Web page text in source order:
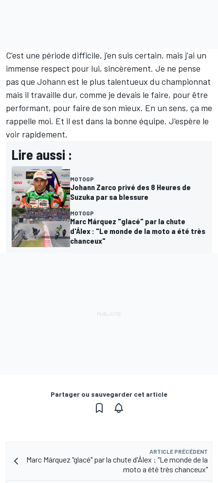
C'est une période difficile, j'en suis certain, mais j'ai un
immense respect pour lui, sincèrement. Je ne pense
pas que Johann est le plus talentueux du championnat
mais il travaille dur, comme je devais le faire, pour être
performant, pour faire de son mieux. En un sens, ça me
rappelle moi. Et il est dans la bonne équipe. J'espère le
voir rapidement.
Lire aussi :
MOTOGP
Johann Zarco privé des 8 Heures de
Suzuka par sa blessure
MOTOGP
Marc Márquez "glacé" par la chute
d'Álex : "Le monde de la moto a été très
chanceux"
Partager ou sauvegarder cet article
ARTICLE PRÉCÉDENT
Marc Márquez "glacé" par la chute d'Álex : "Le monde de la
moto a été très chanceux"